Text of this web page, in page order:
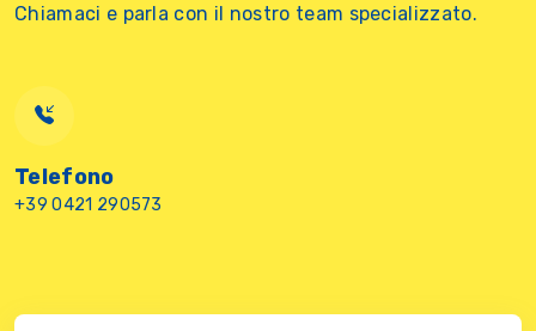
Chiamaci e parla con il nostro team specializzato.
Telefono
+39 0421 290573